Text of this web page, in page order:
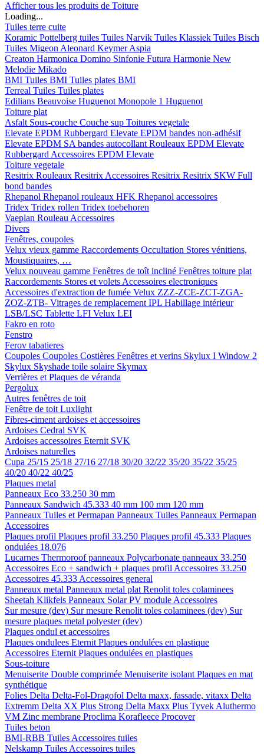
Afficher tous les produits de Toiture
Loading...
Tuiles terre cuite
Koramic Pottelberg tuiles Tuiles Narvik Tuiles Klassiek Tuiles Bisch
Tuiles Migeon Aleonard KeymerAspia
Creaton Harmonica Domino Sinfonie Futura Harmonie New
Melodie Mikado
BMI Tuiles BMI Tuiles plates BMI
Terreal Tuiles Tuiles plates
Edilians Beauvoise Huguenot Monopole 1 Huguenot
Toiture plat
Asfalt Sous-couche Couche sup Toitures vegetale
Elevate EPDM Rubbergard Elevate EPDM bandes non-adhésif
Elevate EPDM SA bandes autocollant Rouleaux EPDM Elevate
Rubbergard Accessoires EPDM Elevate
Toiture vegetale
Resitrix Rouleaux Resitrix Accessoires Resitrix Resitrix SKW Full
bond bandes
Rhepanol Rhepanol rouleaux HFK Rhepanol accessoires
Tridex Tridex rollen Tridex toebehoren
Vaeplan Rouleau Accessoires
Divers
Fenêtres, coupoles
Velux vieux gamme Raccordements Occultation Stores vénitiens,
Moustiquaires, …
Velux nouveau gamme Fenêtres de toît incliné Fenêtres toiture plat
Raccordements Stores et volets Accessoires electroniques
Accessoires d'extraction de fumée Velux ZZZ-ZCE-ZCT-ZGA-
ZOZ-ZTB- Vitrages de remplacement IPL Habillage intérieur
LSB/LSC Tablette LFI Velux LEI
Fakro en roto
Fenstro
Ferov tabatieres
Coupoles Coupoles Costières Fenêtres et verins Skylux I Window 2
Skylux Skyshade toile solaire Skymax
Verrières et Plaques de véranda
Pergolux
Autres fenêtres de toit
Fenêtre de toit Luxlight
Fibres-ciment ardoises et accessoires
Ardoises Cedral SVK
Ardoises accessoires Eternit SVK
Ardoises naturelles
Cupa 25/15 25/18 27/16 27/18 30/20 32/22 35/20 35/22 35/25
40/20 40/22 40/25
Plaques metal
Panneaux Eco 33.250 30 mm
Panneaux Sandwich 45.333 40 mm 100 mm 120 mm
Panneaux Tuiles et Permapan Panneaux Tuiles Panneaux Permapan
Accessoires
Plaques profil Plaques profil 33.250 Plaques profil 45.333 Plaques
ondulées 18.076
Lucarnes Thermoroof panneaux Polycarbonate panneaux 33.250
Accessoires Eco + sandwich + plaques profil Accessoires 33.250
Accessoires 45.333 Accessoires general
Panneaux metal Panneaux metal plat Renolit toles colaminees
Sheetah Klikfels Panneaux Solar PV module Accessoires
Sur mesure (dev) Sur mesure Renolit toles colaminees (dev) Sur
mesure plaques metal polyester (dev)
Plaques ondul et accessoires
Plaques ondulees Eternit Plaques ondulées en plastique
Accessoires Eternit Plaques ondulées en plastiques
Sous-toiture
Menuiserite Double comprimée Menuiserite isolant Plaques en mat
synthétique
Folies Delta Delta-Fol-Dragofol Delta maxx, fassade, vitaxx Delta
Extremm Delta XX Plus Strong Delta Maxx Plus Tyvek Aluthermo
VM Zinc membrane Proclima Korafleece Procover
Tuiles beton
BMI-RBB Tuiles Accessoires tuiles
Nelskamp Tuiles Accessoires tuiles